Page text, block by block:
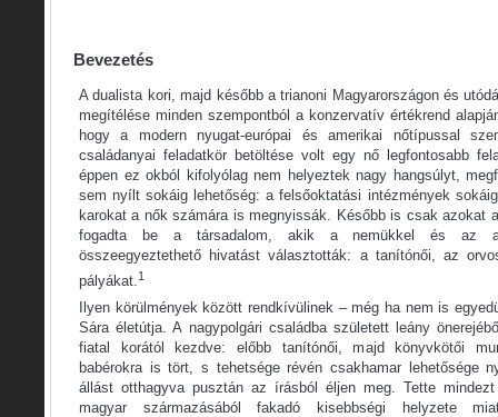
Bevezetés
A dualista kori, majd később a trianoni Magyarországon és
megítélése minden szempontból a konzervatív értékrend
hogy a modern nyugat-európai és amerikai nőtípussal
családanyai feladatkör betöltése volt egy nő legfontosabb
éppen ez okból kifolyólag nem helyeztek nagy hangsúlyt,
sem nyílt sokáig lehetőség: a felsőoktatási intézmények
karokat a nők számára is megnyissák. Később is csak azokat
fogadta be a társadalom, akik a nemükkel és az
összeegyeztethető hivatást választották: a tanítónői, az
pályákat.1
Ilyen körülmények között rendkívülinek – még ha nem is
Sára életútja. A nagypolgári családba született leány
fiatal korától kezdve: előbb tanítónői, majd könyvkötői
babérokra is tört, s tehetsége révén csakhamar lehetősége
állást otthagyva pusztán az írásból éljen meg. Tette
magyar származásából fakadó kisebbségi helyzete